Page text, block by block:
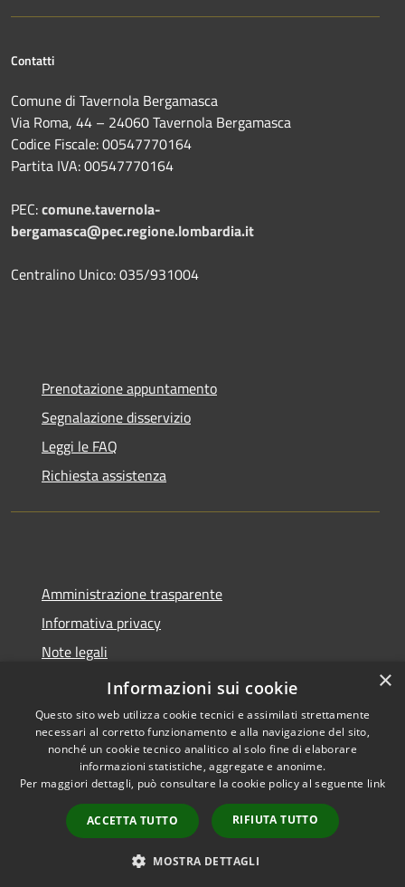
Contatti
Comune di Tavernola Bergamasca
Via Roma, 44 – 24060 Tavernola Bergamasca
Codice Fiscale: 00547770164
Partita IVA: 00547770164
PEC:comune.tavernola-
bergamasca@pec.regione.lombardia.it
Centralino Unico: 035/931004
Prenotazione appuntamento
Segnalazione disservizio
Leggi le FAQ
Richiesta assistenza
Amministrazione trasparente
Informativa privacy
Note legali
Dichiarazione di accessibilità
Accessibilità
Copyright © 2026 • Comune di
Tavernola Bergamasca •
Powered byMunicipium
Accesso redazione
×
Informazioni sui cookie
Questo sito web utilizza cookie tecnici e assimilati strettamente
necessari al corretto funzionamento e alla navigazione del sito,
nonché un cookie tecnico analitico al solo fine di elaborare
informazioni statistiche, aggregate e anonime.
Per maggiori dettagli, può consultare la cookie policy al seguente link
ACCETTA TUTTO RIFIUTA TUTTO
MOSTRA DETTAGLI